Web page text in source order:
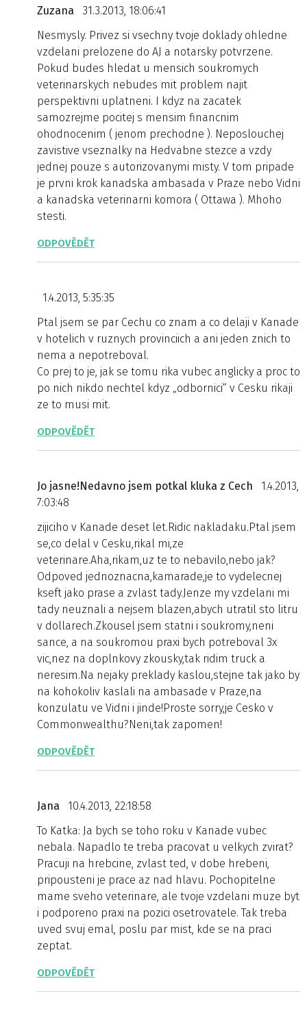
Zuzana
31.3.2013, 18:06:41
Nesmysly. Privez si vsechny tvoje doklady ohledne
vzdelani prelozene do AJ a notarsky potvrzene.
Pokud budes hledat u mensich soukromych
veterinarskych nebudes mit problem najit
perspektivni uplatneni. I kdyz na zacatek
samozrejme pocitej s mensim financnim
ohodnocenim ( jenom prechodne ). Neposlouchej
zavistive vseznalky na Hedvabne stezce a vzdy
jednej pouze s autorizovanymi misty. V tom pripade
je prvni krok kanadska ambasada v Praze nebo Vidni
a kanadska veterinarni komora ( Ottawa ). Mhoho
stesti.
ODPOVĚDĚT
1.4.2013, 5:35:35
Ptal jsem se par Cechu co znam a co delaji v Kanade
v hotelich v ruznych provinciich a ani jeden znich to
nema a nepotreboval.
Co prej to je, jak se tomu rika vubec anglicky a proc to
po nich nikdo nechtel kdyz „odbornici“ v Cesku rikaji
ze to musi mit.
ODPOVĚDĚT
Jo jasne!Nedavno jsem potkal kluka z Cech
1.4.2013,
7:03:48
zijiciho v Kanade deset let.Ridic nakladaku.Ptal jsem
se,co delal v Cesku,rikal mi,ze
veterinare.Aha,rikam,uz te to nebavilo,nebo jak?
Odpoved jednoznacna,kamarade,je to vydelecnej
kseft jako prase a zvlast tady.Jenze my vzdelani mi
tady neuznali a nejsem blazen,abych utratil sto litru
v dollarech.Zkousel jsem statni i soukromy,neni
sance, a na soukromou praxi bych potreboval 3x
vic,nez na doplnkovy zkousky,tak ridim truck a
neresim.Na nejaky preklady kaslou,stejne tak jako by
na kohokoliv kaslali na ambasade v Praze,na
konzulatu ve Vidni i jinde!Proste sorry,je Cesko v
Commonwealthu?Neni,tak zapomen!
ODPOVĚDĚT
Jana
10.4.2013, 22:18:58
To Katka: Ja bych se toho roku v Kanade vubec
nebala. Napadlo te treba pracovat u velkych zvirat?
Pracuji na hrebcine, zvlast ted, v dobe hrebeni,
pripousteni je prace az nad hlavu. Pochopitelne
mame sveho veterinare, ale tvoje vzdelani muze byt
i podporeno praxi na pozici osetrovatele. Tak treba
uved svuj emal, poslu par mist, kde se na praci
zeptat.
ODPOVĚDĚT